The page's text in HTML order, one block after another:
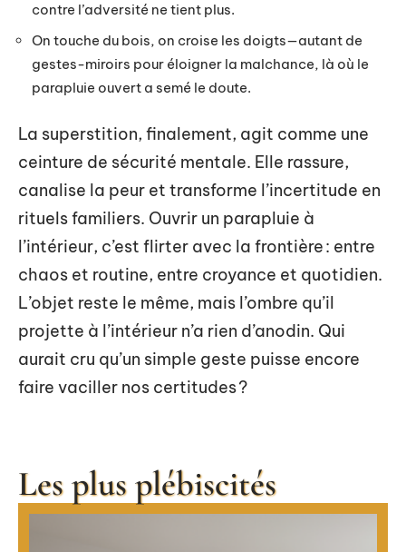
contre l’adversité ne tient plus.
On touche du bois, on croise les doigts—autant de
gestes-miroirs pour éloigner la malchance, là où le
parapluie ouvert a semé le doute.
La superstition, finalement, agit comme une
ceinture de sécurité mentale. Elle rassure,
canalise la peur et transforme l’incertitude en
rituels familiers. Ouvrir un parapluie à
l’intérieur, c’est flirter avec la frontière : entre
chaos et routine, entre croyance et quotidien.
L’objet reste le même, mais l’ombre qu’il
projette à l’intérieur n’a rien d’anodin. Qui
aurait cru qu’un simple geste puisse encore
faire vaciller nos certitudes ?
Les plus plébiscités